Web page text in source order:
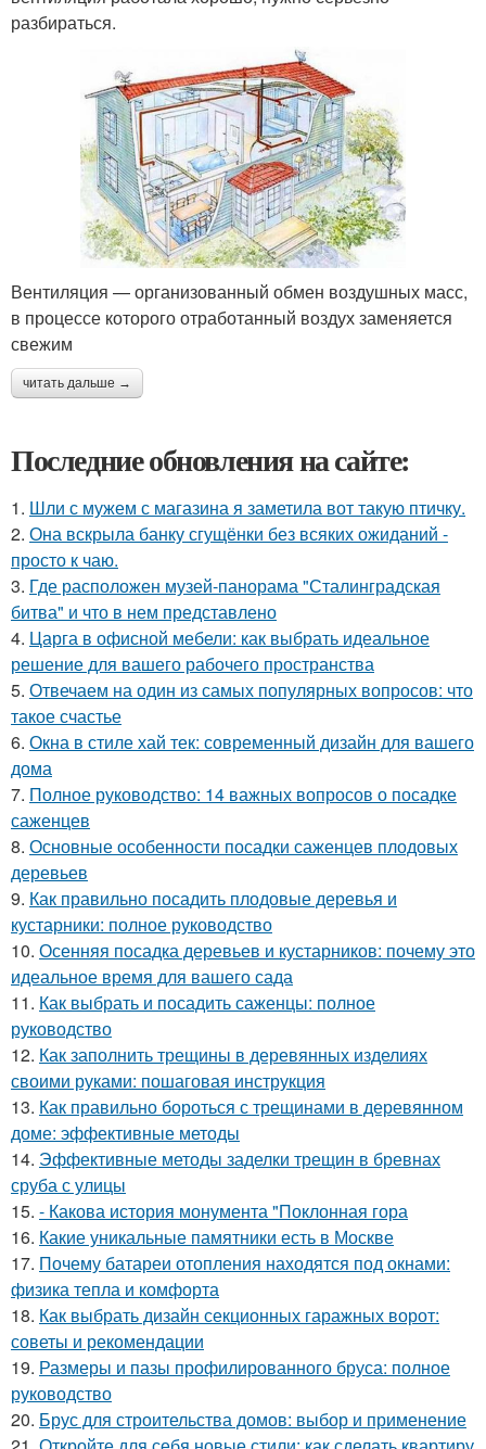
разбираться.
Вентиляция — организованный обмен воздушных масс,
в процессе которого отработанный воздух заменяется
свежим
читать дальше →
Последние обновления на сайте:
1. Шли с мужем с магазина я заметила вот такую птичку.
2. Она вскрыла банку сгущёнки без всяких ожиданий -
просто к чаю.
3. Где расположен музей-панорама "Сталинградская
битва" и что в нем представлено
4. Царга в офисной мебели: как выбрать идеальное
решение для вашего рабочего пространства
5. Отвечаем на один из самых популярных вопросов: что
такое счастье
6. Окна в стиле хай тек: современный дизайн для вашего
дома
7. Полное руководство: 14 важных вопросов о посадке
саженцев
8. Основные особенности посадки саженцев плодовых
деревьев
9. Как правильно посадить плодовые деревья и
кустарники: полное руководство
10. Осенняя посадка деревьев и кустарников: почему это
идеальное время для вашего сада
11. Как выбрать и посадить саженцы: полное
руководство
12. Как заполнить трещины в деревянных изделиях
своими руками: пошаговая инструкция
13. Как правильно бороться с трещинами в деревянном
доме: эффективные методы
14. Эффективные методы заделки трещин в бревнах
сруба с улицы
15. - Какова история монумента "Поклонная гора
16. Какие уникальные памятники есть в Москве
17. Почему батареи отопления находятся под окнами:
физика тепла и комфорта
18. Как выбрать дизайн секционных гаражных ворот:
советы и рекомендации
19. Размеры и пазы профилированного бруса: полное
руководство
20. Брус для строительства домов: выбор и применение